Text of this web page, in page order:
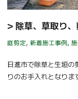
> 除草、草取り
庭剪定, 新着施工事例,
日進市で除草と生垣
りのお手入れとなり